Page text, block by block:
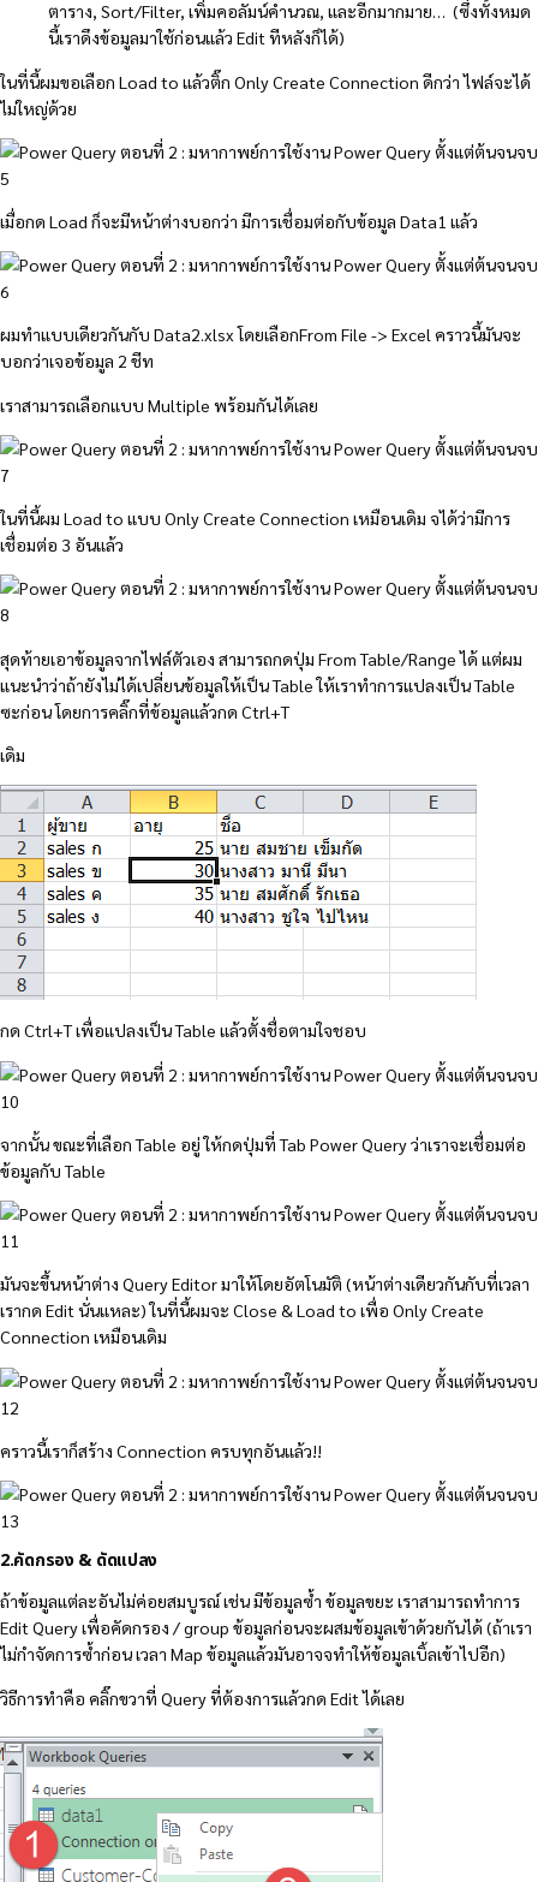
ตาราง, Sort/Filter, เพิ่มคอลัมน์คำนวณ, และอีกมากมาย… (ซึ่งทั้งหมด
นี้เราดึงข้อมูลมาใช้ก่อนแล้ว Edit ทีหลังก็ได้)
ในที่นี้ผมขอเลือก Load to แล้วติ๊ก Only Create Connection ดีกว่า ไฟล์จะได้
ไม่ใหญ่ด้วย
เมื่อกด Load ก็จะมีหน้าต่างบอกว่า มีการเชื่อมต่อกับข้อมูล Data1 แล้ว
ผมทำแบบเดียวกันกับ Data2.xlsx โดยเลือกFrom File -> Excel คราวนี้มันจะ
บอกว่าเจอข้อมูล 2 ชีท
เราสามารถเลือกแบบ Multiple พร้อมกันได้เลย
ในที่นี้ผม Load to แบบ Only Create Connection เหมือนเดิม จได้ว่ามีการ
เชื่อมต่อ 3 อันแล้ว
สุดท้ายเอาข้อมูลจากไฟล์ตัวเอง สามารถกดปุ่ม From Table/Range ได้ แต่ผม
แนะนำว่าถ้ายังไม่ได้เปลี่ยนข้อมูลให้เป็น Table ให้เราทำการแปลงเป็น Table
ซะก่อน โดยการคลิ๊กที่ข้อมูลแล้วกด Ctrl+T
เดิม
กด Ctrl+T เพื่อแปลงเป็น Table แล้วตั้งชื่อตามใจชอบ
จากนั้น ขณะที่เลือก Table อยู่ ให้กดปุ่มที่ Tab Power Query ว่าเราจะเชื่อมต่อ
ข้อมูลกับ Table
มันจะขึ้นหน้าต่าง Query Editor มาให้โดยอัตโนมัติ (หน้าต่างเดียวกันกับที่เวลา
เรากด Edit นั่นแหละ) ในที่นี้ผมจะ Close & Load to เพื่อ Only Create
Connection เหมือนเดิม
คราวนี้เราก็สร้าง Connection ครบทุกอันแล้ว!!
2.คัดกรอง & ดัดแปลง
ถ้าข้อมูลแต่ละอันไม่ค่อยสมบูรณ์ เช่น มีข้อมูลซ้ำ ข้อมูลขยะ เราสามารถทำการ
Edit Query เพื่อคัดกรอง / group ข้อมูลก่อนจะผสมข้อมูลเข้าด้วยกันได้ (ถ้าเรา
ไม่กำจัดการซ้ำก่อน เวลา Map ข้อมูลแล้วมันอาจจทำให้ข้อมูลเบิ้ลเข้าไปอีก)
วิธีการทำคือ คลิ๊กขวาที่ Query ที่ต้องการแล้วกด Edit ได้เลย